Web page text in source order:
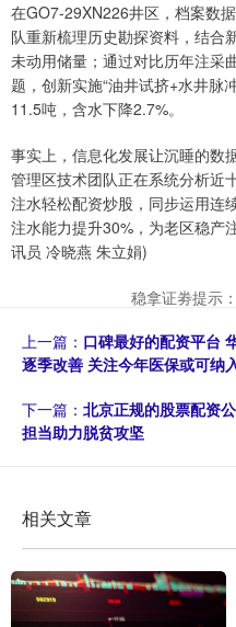
在GO7-29XN226井区，档案数
队重新梳理历史勘探资料，结合
未动用储量；通过对比历年注采
题，创新实施“油井试挤+水井脉
11.5吨，含水下降2.7%。
事实上，信息化发展让沉睡的数
管理区技术团队正在系统分析近
注水轻松配资炒股，同步运用连
注水能力提升30%，为老区稳产
讯员 冷晓燕 朱立娟)
稳拿证劵提示
上一篇： 口碑最好的配资平台
逐季改善 关注今年医保或可纳
下一篇： 北京正规的股票配资
担当助力脱贫攻坚
相关文章